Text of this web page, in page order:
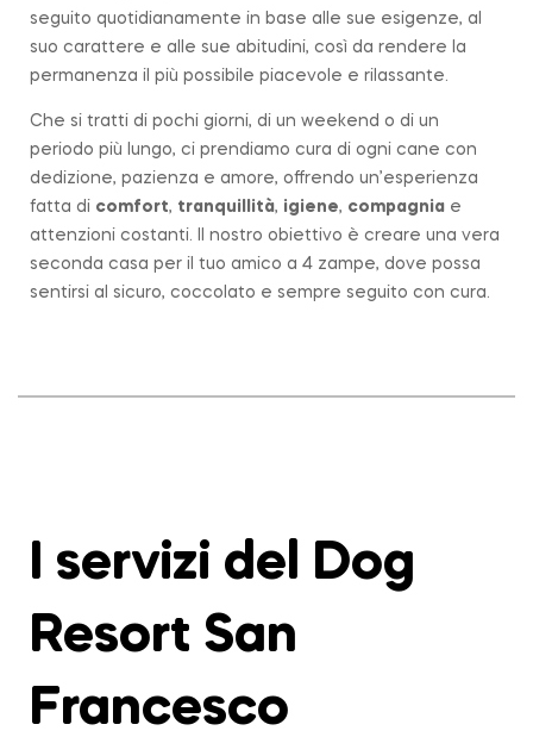
seguito quotidianamente in base alle sue esigenze, al
suo carattere e alle sue abitudini, così da rendere la
permanenza il più possibile piacevole e rilassante.
Che si tratti di pochi giorni, di un weekend o di un
periodo più lungo, ci prendiamo cura di ogni cane con
dedizione, pazienza e amore, offrendo un’esperienza
fatta di comfort, tranquillità, igiene, compagnia e
attenzioni costanti. Il nostro obiettivo è creare una vera
seconda casa per il tuo amico a 4 zampe, dove possa
sentirsi al sicuro, coccolato e sempre seguito con cura.
I servizi del Dog
Resort San
Francesco